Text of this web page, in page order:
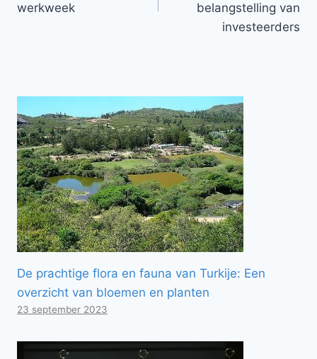
werkweek
belangstelling van
investeerders
De prachtige flora en fauna van Turkije: Een
overzicht van bloemen en planten
23 september 2023